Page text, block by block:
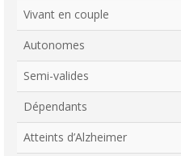
Vivant en couple
Autonomes
Semi-valides
Dépendants
Atteints d’Alzheimer